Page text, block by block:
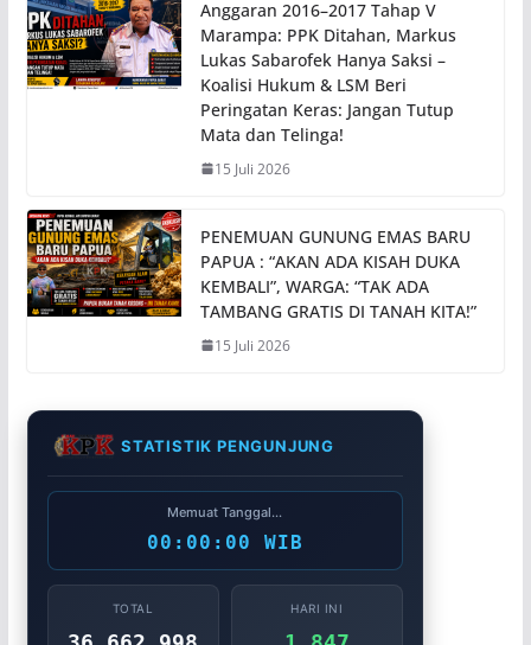
Anggaran 2016–2017 Tahap V
Marampa: PPK Ditahan, Markus
Lukas Sabarofek Hanya Saksi –
Koalisi Hukum & LSM Beri
Peringatan Keras: Jangan Tutup
Mata dan Telinga!
15 Juli 2026
PENEMUAN GUNUNG EMAS BARU
PAPUA : “AKAN ADA KISAH DUKA
KEMBALI”, WARGA: “TAK ADA
TAMBANG GRATIS DI TANAH KITA!”
15 Juli 2026
STATISTIK PENGUNJUNG
Memuat Tanggal...
00:00:00 WIB
TOTAL HARI INI